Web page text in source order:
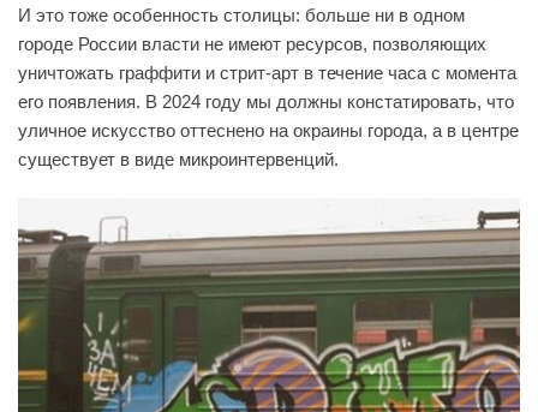
И это тоже особенность столицы: больше ни в одном
городе России власти не имеют ресурсов, позволяющих
уничтожать граффити и стрит-арт в течение часа с момента
его появления. В 2024 году мы должны констатировать, что
уличное искусство оттеснено на окраины города, а в центре
существует в виде микроинтервенций.